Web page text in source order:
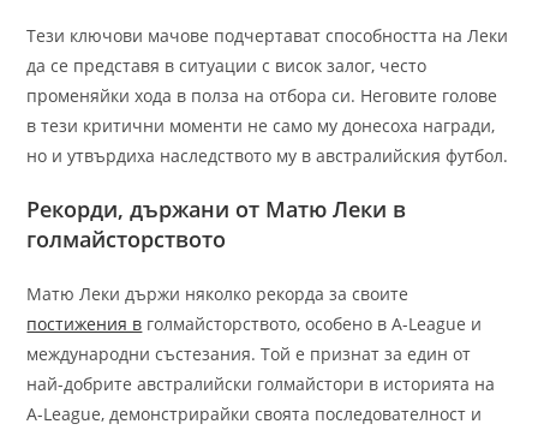
Тези ключови мачове подчертават способността на Леки
да се представя в ситуации с висок залог, често
променяйки хода в полза на отбора си. Неговите голове
в тези критични моменти не само му донесоха награди,
но и утвърдиха наследството му в австралийския футбол.
Рекорди, държани от Матю Леки в
голмайсторството
Матю Леки държи няколко рекорда за своите
постижения в голмайсторството, особено в A-League и
международни състезания. Той е признат за един от
най-добрите австралийски голмайстори в историята на
A-League, демонстрирайки своята последователност и